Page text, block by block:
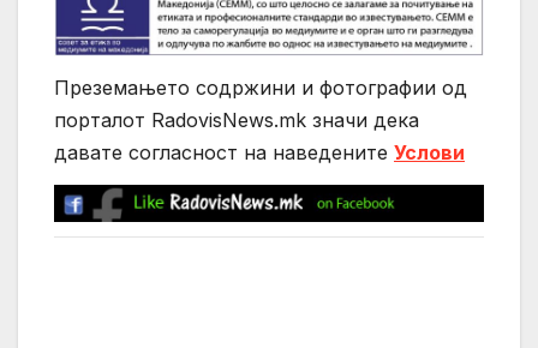
Преземањето содржини и фотографии од
порталот RadovisNews.mk значи дека
давате согласност на нaведените Услови